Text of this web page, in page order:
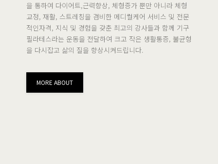
을 통하여 다이어트,근력향상, 체형증가 뿐만 아니라 체형
교정, 재활, 스트레칭을 겸비한 메디컬케어 서비스 및 전문
적인자격, 지식 및 경험을 갖춘 최고의 강사들과 함께 기구
필라테스라는 운동을 전달하여 크고 작은 생활통증, 불균형
을 다시잡고 삶의 질을 향상시켜드립니다.
MORE ABOUT